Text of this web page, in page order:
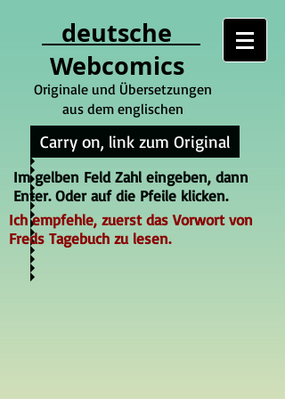
deutsche
Webcomics
Originale und Übersetzungen
aus dem englischen
Carry on, link zum Original
Im gelben Feld Zahl eingeben, dann
Enter. Oder auf die Pfeile klicken.
Ich empfehle, zuerst das Vorwort von
Freds Tagebuch zu lesen.